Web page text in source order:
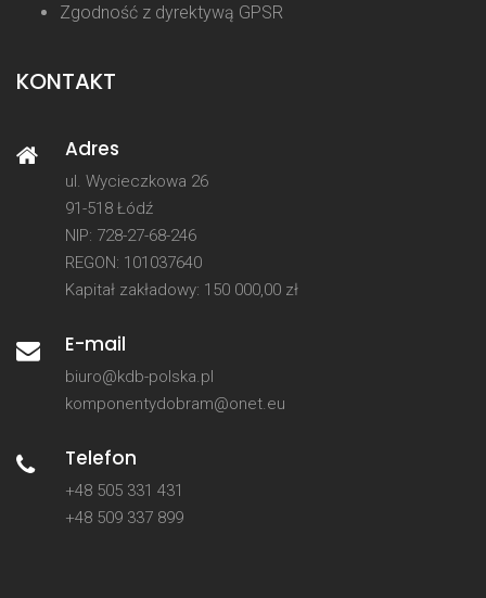
Zgodność z dyrektywą GPSR
KONTAKT
Adres
ul. Wycieczkowa 26
91-518 Łódź
NIP: 728-27-68-246
REGON: 101037640
Kapitał zakładowy: 150 000,00 zł
E-mail
biuro@kdb-polska.pl
komponentydobram@onet.eu
Telefon
+48 505 331 431
+48 509 337 899